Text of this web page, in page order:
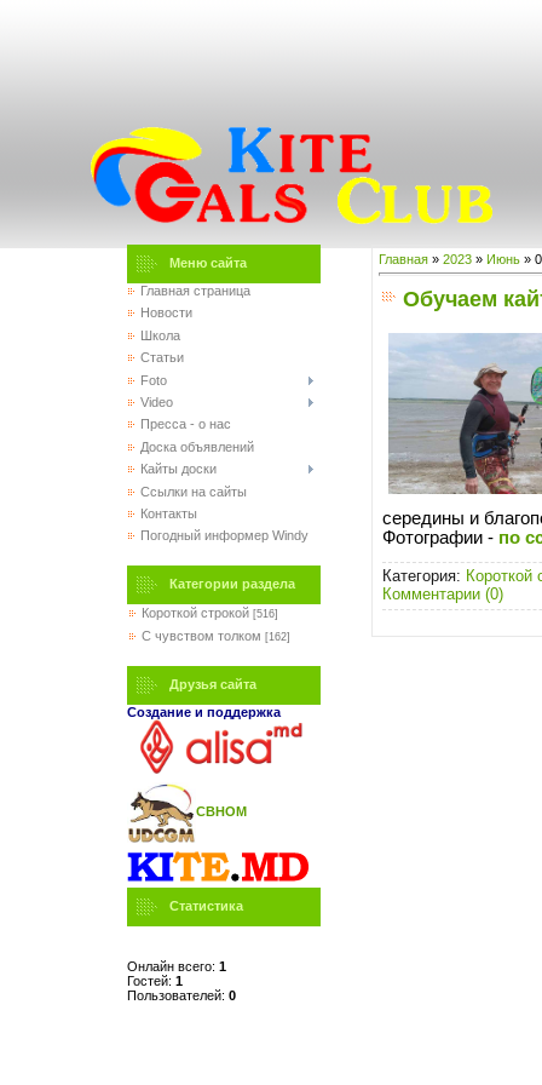
Меню сайта
Главная страница
Новости
Школа
Статьи
Foto
Video
Пресса - о нас
Доска объявлений
Кайты доски
Ссылки на сайты
Контакты
Погодный информер Windy
Категории раздела
Короткой строкой [516]
C чувством толком [162]
Друзья сайта
Создание и поддержка
СВНОМ
Статистика
Онлайн всего: 1
Гостей: 1
Пользователей: 0
Главная» 2023 » Июнь »
Обучаем
середины и
Фотографии - по
Категория: Короткой
Комментарии (0)